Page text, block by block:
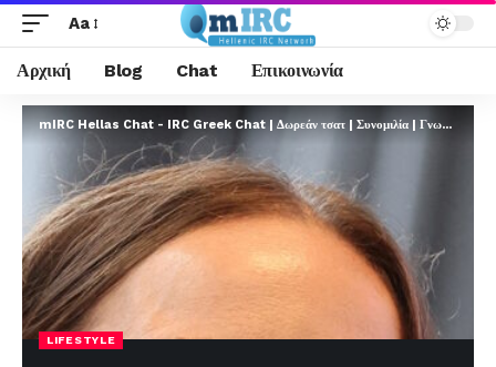
Aa
Αρχική Blog Chat Επικοινωνία
mIRC Hellas Chat - IRC Greek Chat | Δωρεάν τσατ | Συνομιλία | Γνωριμίες | FREE
LIFESTYLE